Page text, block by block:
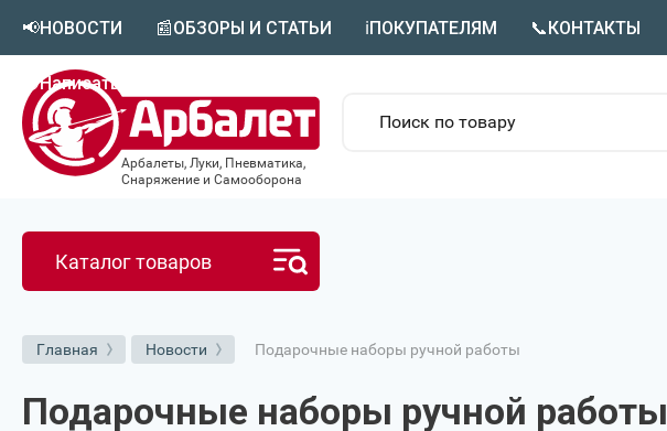
📢НОВОСТИ 📰ОБЗОРЫ И СТАТЬИ ℹ️ПОКУПАТЕЛЯМ 📞КОНТАКТЫ
🟣Написать в MAX
Арбалеты, Луки, Пневматика,
Снаряжение и Самооборона
Каталог товаров
Главная Новости Подарочные наборы ручной работы
Подарочные наборы ручной работы